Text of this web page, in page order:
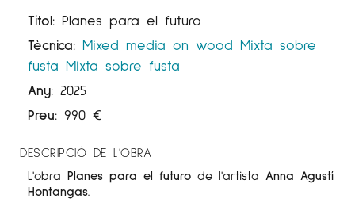
Títol: Planes para el futuro
Tècnica: Mixed media on wood Mixta sobre
fusta Mixta sobre fusta
Any: 2025
Preu: 990 €
DESCRIPCIÓ DE L'OBRA
L'obra Planes para el futuro de l'artista Anna Agustí
Hontangas.